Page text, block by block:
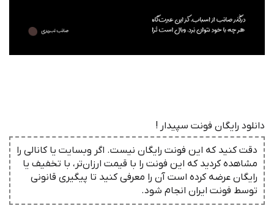
دانلود رایگان فونت سپیدار !
دقت کنید که این فونت رایگان نیست. اگر وبسایت یا کانالی را
مشاهده کردید که این فونت را با قیمت ارزان‌تر، با تخفیف یا
رایگان عرضه کرده است آن را معرفی کنید تا پیگیری قانونی
توسط فونت ‌ایران انجام شود.